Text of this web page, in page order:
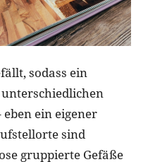
sodass ein
ein eigener
sind
gruppierte Gefäße